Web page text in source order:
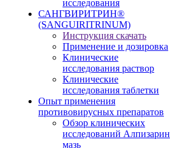
исследования
САНГВИРИТРИН®
(SANGUIRITRINUM)
Инструкция скачать
Применение и дозировка
Клинические
исследования раствор
Клинические
исследования таблетки
Опыт применения
противовирусных препаратов
Обзор клинических
исследований Алпизарин
мазь